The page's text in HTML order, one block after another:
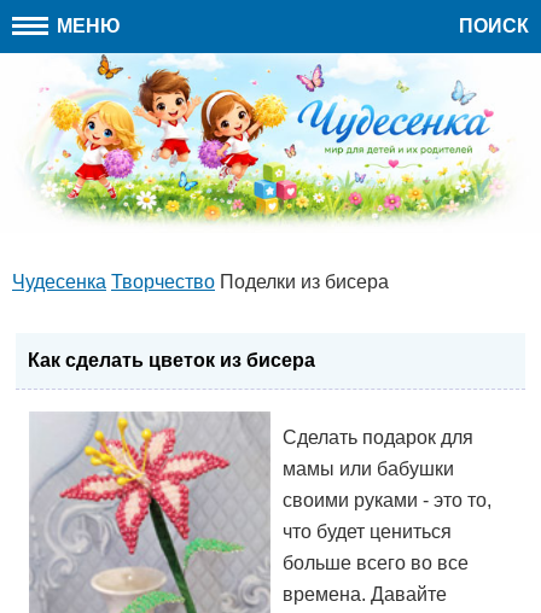
МЕНЮ ПОИСК
Чудесенка Творчество Поделки из бисера
Как сделать цветок из бисера
Сделать подарок для
мамы или бабушки
своими руками - это то,
что будет цениться
больше всего во все
времена. Давайте